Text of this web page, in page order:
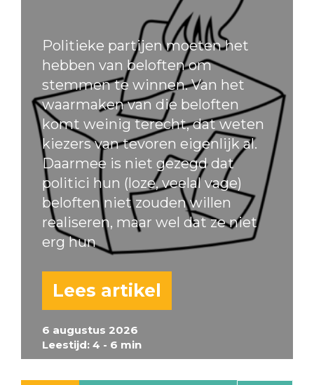
6 augustus 2026
Leestijd: 4 - 6 min
Politieke partijen moeten het
hebben van beloften om
stemmen te winnen. Van het
waarmaken van die beloften
komt weinig terecht, dat weten
kiezers van tevoren eigenlijk al.
Daarmee is niet gezegd dat
politici hun (loze, veelal vage)
beloften niet zouden willen
realiseren, maar wel dat ze niet
erg hun
Lees artikel